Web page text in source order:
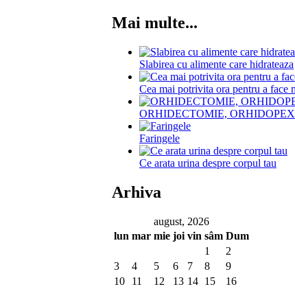
Mai multe...
Slabirea cu alimente care hidrateaza
Cea mai potrivita ora pentru a face
ORHIDECTOMIE,
Faringele
Ce arata urina despre corpul tau
Arhiva
august, 2026
lun mar mie joi vin sâm Dum
1
2
3
4 5 6 7 8
9
10
11 12 13 14 15
16